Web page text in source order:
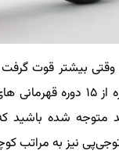
وقتی بیشتر قوت
نیز به مراتب کوچکتر